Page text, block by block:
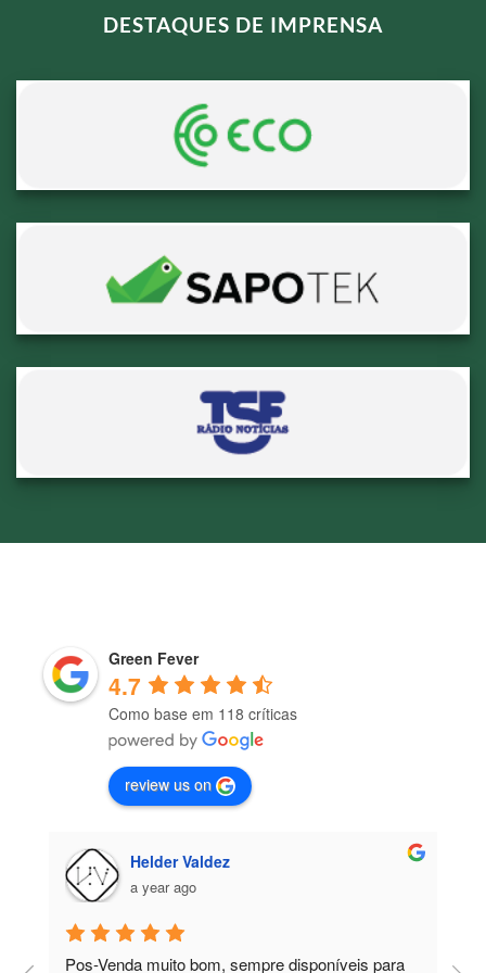
DESTAQUES DE IMPRENSA
Green Fever
4.7
Como base em 118 críticas
review us on
José Brito
a year ago
Pela experiência que tive até agora, bom